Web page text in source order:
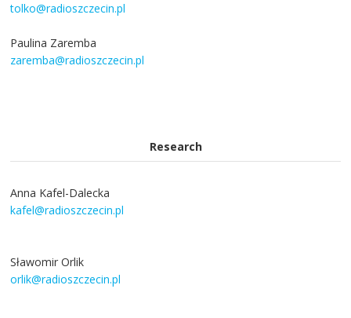
tolko@radioszczecin.pl
Paulina Zaremba
zaremba@radioszczecin.pl
Research
Anna Kafel-Dalecka
kafel@radioszczecin.pl
Sławomir Orlik
orlik@radioszczecin.pl